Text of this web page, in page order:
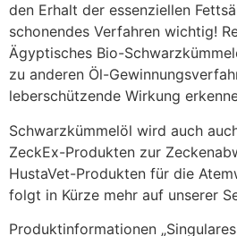
den Erhalt der essenziellen
schonendes Verfahren wichtig!
Ägyptisches Bio-
zu anderen Öl-
leberschützende Wirkung
Schwarzkümmelöl wird auch
ZeckEx-Produkten zur
HustaVet-Produkten für die
folgt in Kürze mehr auf unserer
Produktinformationen